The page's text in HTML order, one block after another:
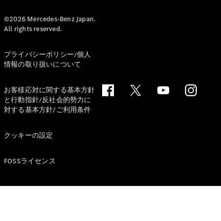
デザイン＆
コンセプト
サステナビ
リティ
シップ /
CSR
ス・ベン
©2026 Mercedes-Benz Japan.
All rights reserved.
プライバシーポリシー/個人
情報の取り扱いについて
お客様応対に関する基本方針
と行動指針/反社会的勢力に
対する基本方針/ご利用条件
クッキーの設定
FOSSライセンス